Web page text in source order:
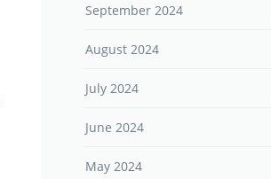
September 2024
August 2024
July 2024
June 2024
May 2024